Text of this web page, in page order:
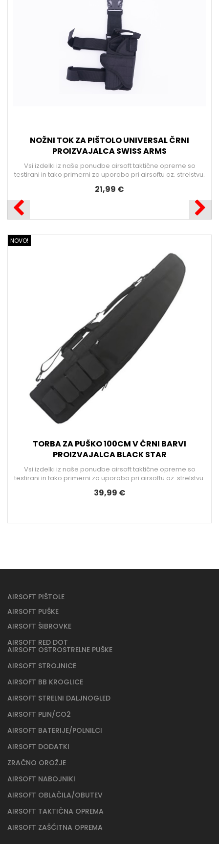
NOŽNI TOK ZA PIŠTOLO UNIVERSAL ČRNI
PROIZVAJALCA SWISS ARMS
Vsi izdelki iz naše ponudbe airsoft taktične opreme so
testirani in tako primerni za uporabo pri airsoftu oz. strelstvu.
21,99 €
NOVO!
TORBA ZA PUŠKO 100CM V ČRNI BARVI
PROIZVAJALCA BLACK STAR
Vsi izdelki iz naše ponudbe airsoft taktične opreme so
testirani in tako primerni za uporabo pri airsoftu oz. strelstvu.
39,99 €
AIRSOFT PIŠTOLE
AIRSOFT PUŠKE
AIRSOFT ŠIBROVKE
AIRSOFT RED DOT
AIRSOFT OSTROSTRELNE PUŠKE
AIRSOFT STROJNICE
AIRSOFT BB KROGLICE
AIRSOFT STRELNI DALJNOGLED
AIRSOFT PLIN/CO2
AIRSOFT BATERIJE/POLNILCI
AIRSOFT DODATKI
ZRAČNO OROŽJE
AIRSOFT NABOJNIKI
AIRSOFT OBLAČILA/OBUTEV
AIRSOFT TAKTIČNA OPREMA
AIRSOFT ZAŠČITNA OPREMA